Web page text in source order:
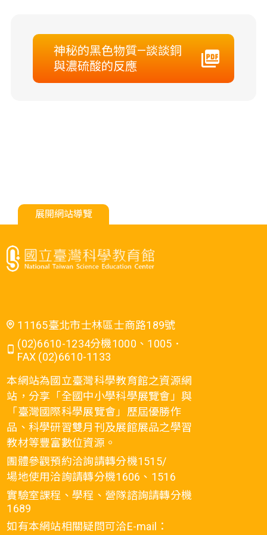
神秘的黑色物質—談談銅
與濃硫酸的反應
展開網站導覽
11165臺北市士林區士商路189號
(02)6610-1234分機1000、1005．
FAX (02)6610-1133
本網站為國立臺灣科學教育館之資源網
站，分享「全國中小學科學展覽會」與
「臺灣國際科學展覽會」歷屆優勝作
品、科學研習雙月刊及展館展品之學習
教材等豐富數位資源。
團體參觀預約洽詢請轉分機1515/
場地使用洽詢請轉分機1606、1516
實驗室課程、學程、營隊諮詢請轉分機
1689
如有本網站相關疑問可洽E-mail：